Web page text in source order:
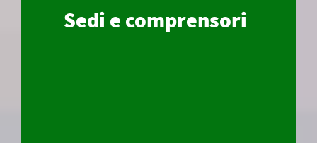
Sedi e comprensori